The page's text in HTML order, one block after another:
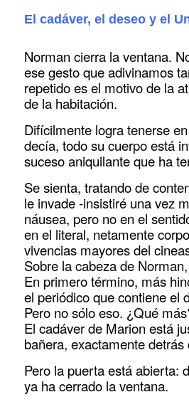
El cadáver, el deseo y el
Norman cierra la ventana.
ese gesto que adivinamos
repetido es el motivo de la
de la habitación.
Difícilmente logra tenerse
decía, todo su cuerpo está
suceso aniquilante que ha
Se sienta, tratando de
le invade -insistiré una vez
náusea, pero no en el
en el literal, netamente
vivencias mayores del
Sobre la cabeza de
En primero término, más
el periódico que contiene el
Pero no sólo eso. ¿Qué
El cadáver de Marion está
bañera, exactamente
Pero la puerta está abierta:
ya ha cerrado la ventana.